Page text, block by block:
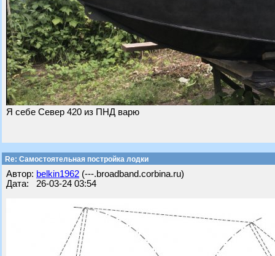
Я себе Север 420 из ПНД варю
Re: Самостоятельная постройка лодки
Автор: belkin1962 (---.broadband.corbina.ru)
Дата: 26-03-24 03:54